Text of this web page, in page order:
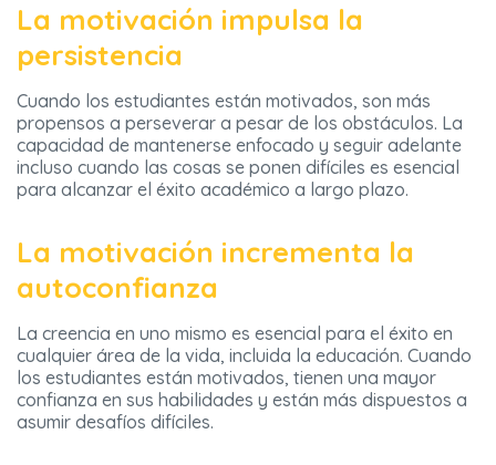
La motivación impulsa la
persistencia
Cuando los estudiantes están motivados, son más
propensos a perseverar a pesar de los obstáculos. La
capacidad de mantenerse enfocado y seguir adelante
incluso cuando las cosas se ponen difíciles es esencial
para alcanzar el éxito académico a largo plazo.
La motivación incrementa la
autoconfianza
La creencia en uno mismo es esencial para el éxito en
cualquier área de la vida, incluida la educación. Cuando
los estudiantes están motivados, tienen una mayor
confianza en sus habilidades y están más dispuestos a
asumir desafíos difíciles.